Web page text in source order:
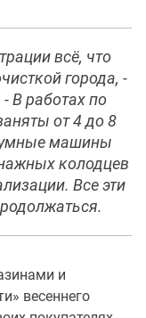
всё, что
города, -
В работах по
от 4 до 8
машины
колодцев
Все эти
и
весеннего